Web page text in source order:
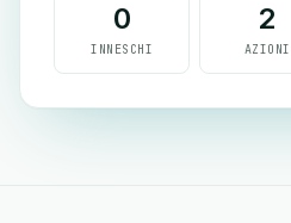
0
INNESCHI
2
AZIONI